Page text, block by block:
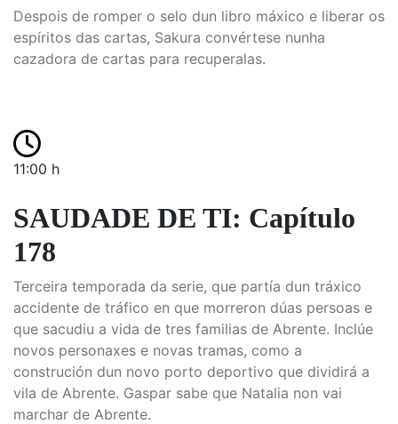
Despois de romper o selo dun libro máxico e liberar os
espíritos das cartas, Sakura convértese nunha
cazadora de cartas para recuperalas.
11:00 h
SAUDADE DE TI: Capítulo
178
Terceira temporada da serie, que partía dun tráxico
accidente de tráfico en que morreron dúas persoas e
que sacudiu a vida de tres familias de Abrente. Inclúe
novos personaxes e novas tramas, como a
construción dun novo porto deportivo que dividirá a
vila de Abrente. Gaspar sabe que Natalia non vai
marchar de Abrente.